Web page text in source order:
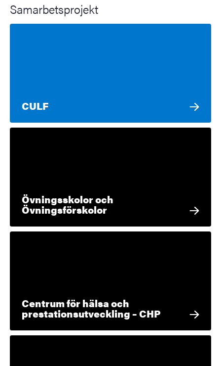
Samarbetsprojekt
CULF
Övningsskolor och
Övningsförskolor
Centrum för hälsa och
prestationsutveckling – CHP